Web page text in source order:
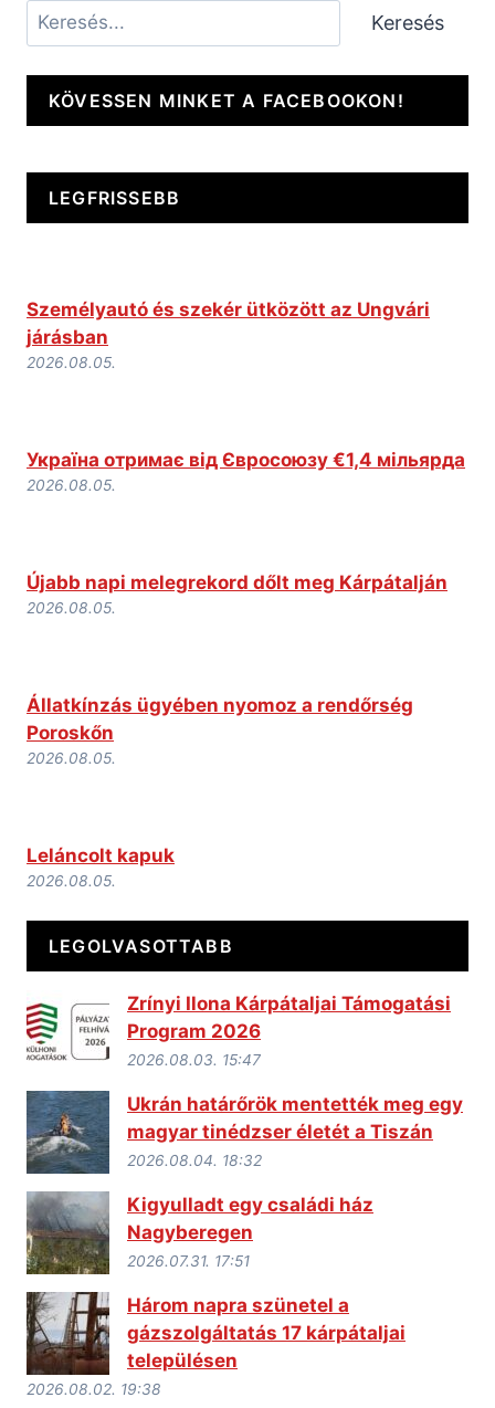
Keresés Keresés
KÖVESSEN MINKET A FACEBOOKON!
LEGFRISSEBB
Személyautó és szekér ütközött az Ungvári
járásban
2026.08.05.
Україна отримає від Євросоюзу €1,4 мільярда
2026.08.05.
Újabb napi melegrekord dőlt meg Kárpátalján
2026.08.05.
Állatkínzás ügyében nyomoz a rendőrség
Poroskőn
2026.08.05.
Leláncolt kapuk
2026.08.05.
LEGOLVASOTTABB
Zrínyi Ilona Kárpátaljai Támogatási
Program 2026
2026.08.03. 15:47
Ukrán határőrök mentették meg egy
magyar tinédzser életét a Tiszán
2026.08.04. 18:32
Kigyulladt egy családi ház
Nagyberegen
2026.07.31. 17:51
Három napra szünetel a
gázszolgáltatás 17 kárpátaljai
településen
2026.08.02. 19:38